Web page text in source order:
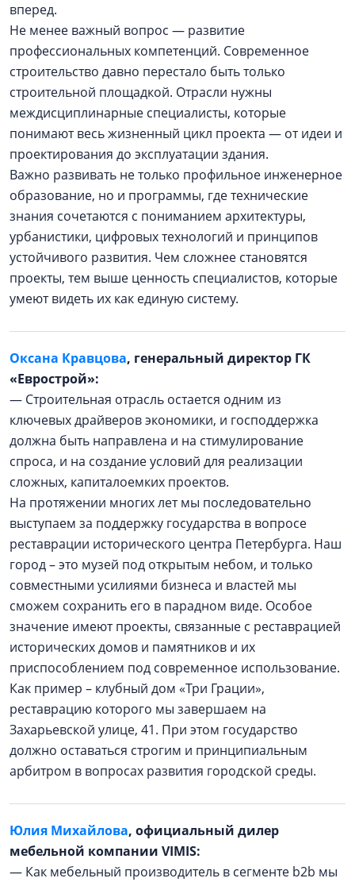
вперед.
Не менее важный вопрос — развитие
профессиональных компетенций. Современное
строительство давно перестало быть только
строительной площадкой. Отрасли нужны
междисциплинарные специалисты, которые
понимают весь жизненный цикл проекта — от идеи и
проектирования до эксплуатации здания.
Важно развивать не только профильное инженерное
образование, но и программы, где технические
знания сочетаются с пониманием архитектуры,
урбанистики, цифровых технологий и принципов
устойчивого развития. Чем сложнее становятся
проекты, тем выше ценность специалистов, которые
умеют видеть их как единую систему.
Оксана Кравцова, генеральный директор ГК
«Еврострой»:
— Строительная отрасль остается одним из
ключевых драйверов экономики, и господдержка
должна быть направлена и на стимулирование
спроса, и на создание условий для реализации
сложных, капиталоемких проектов.
На протяжении многих лет мы последовательно
выступаем за поддержку государства в вопросе
реставрации исторического центра Петербурга. Наш
город – это музей под открытым небом, и только
совместными усилиями бизнеса и властей мы
сможем сохранить его в парадном виде. Особое
значение имеют проекты, связанные с реставрацией
исторических домов и памятников и их
приспособлением под современное использование.
Как пример – клубный дом «Три Грации»,
реставрацию которого мы завершаем на
Захарьевской улице, 41. При этом государство
должно оставаться строгим и принципиальным
арбитром в вопросах развития городской среды.
Юлия Михайлова, официальный дилер
мебельной компании VIMIS:
— Как мебельный производитель в сегменте b2b мы